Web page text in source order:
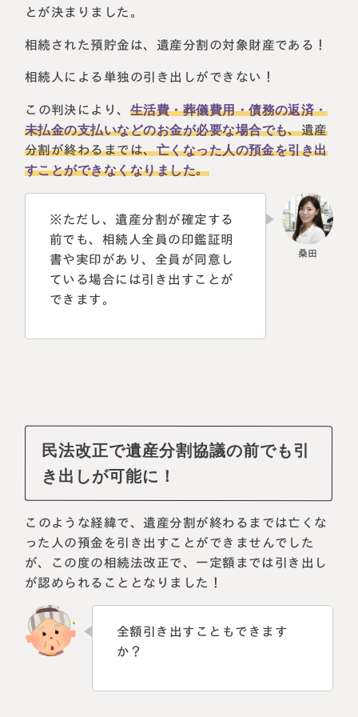
とが決まりました。
相続された預貯金は、遺産分割の対象財産である！
相続人による単独の引き出しができない！
この判決により、生活費・葬儀費用・債務の返済・
未払金の支払いなどのお金が必要な場合でも、遺産
分割が終わるまでは、亡くなった人の預金を引き出
すことができなくなりました。
※ただし、遺産分割が確定する
前でも、相続人全員の印鑑証明
書や実印があり、全員が同意し
ている場合には引き出すことが
できます。
民法改正で遺産分割協議の前でも引
き出しが可能に！
このような経緯で、遺産分割が終わるまでは亡くな
った人の預金を引き出すことができませんでした
が、この度の相続法改正で、一定額までは引き出し
が認められることとなりました！
全額引き出すこともできます
か？